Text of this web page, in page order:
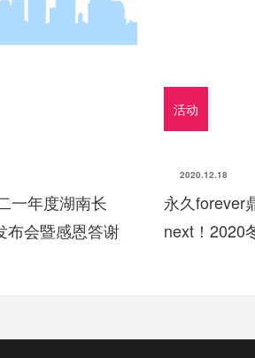
一年度湖南长
布会暨感恩答谢
活动
2020.12.18
永久forever
next！2020